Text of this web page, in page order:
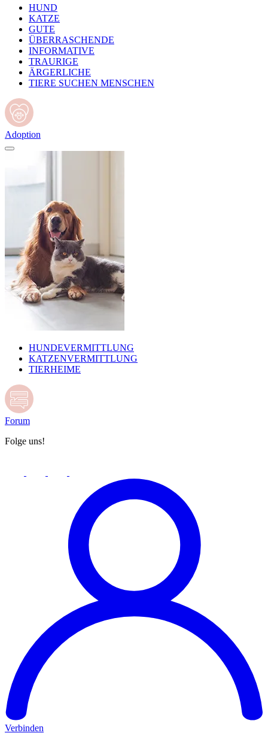
HUND
KATZE
GUTE
ÜBERRASCHENDE
INFORMATIVE
TRAURIGE
ÄRGERLICHE
TIERE SUCHEN MENSCHEN
Adoption
HUNDEVERMITTLUNG
KATZENVERMITTLUNG
TIERHEIME
Forum
Folge uns!
Verbinden